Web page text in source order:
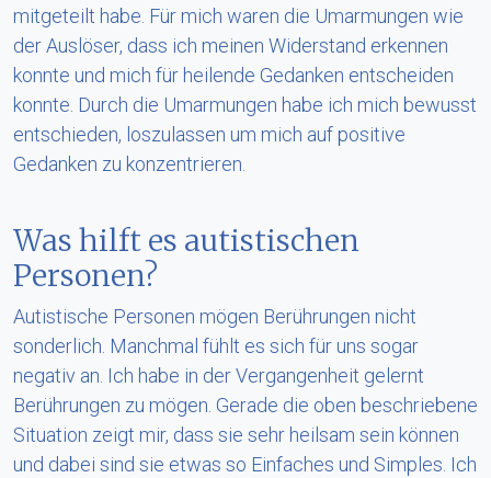
mitgeteilt habe. Für mich waren die Umarmungen wie
der Auslöser, dass ich meinen Widerstand erkennen
konnte und mich für heilende Gedanken entscheiden
konnte. Durch die Umarmungen habe ich mich bewusst
entschieden, loszulassen um mich auf positive
Gedanken zu konzentrieren.
Was hilft es autistischen
Personen?
Autistische Personen mögen Berührungen nicht
sonderlich. Manchmal fühlt es sich für uns sogar
negativ an. Ich habe in der Vergangenheit gelernt
Berührungen zu mögen. Gerade die oben beschriebene
Situation zeigt mir, dass sie sehr heilsam sein können
und dabei sind sie etwas so Einfaches und Simples. Ich